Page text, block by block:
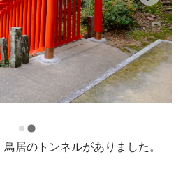
居のトンネルがありました。